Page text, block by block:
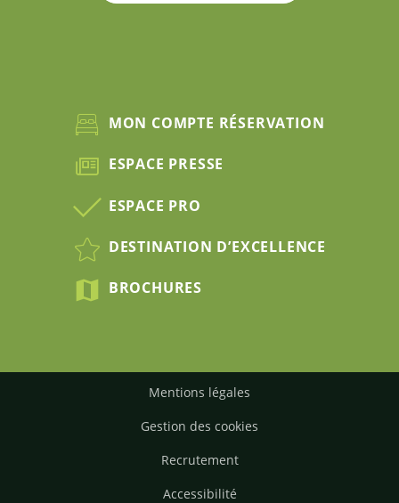
MON COMPTE RÉSERVATION
ESPACE PRESSE
ESPACE PRO
DESTINATION D’EXCELLENCE
BROCHURES
Mentions légales
Gestion des cookies
Recrutement
Accessibilité